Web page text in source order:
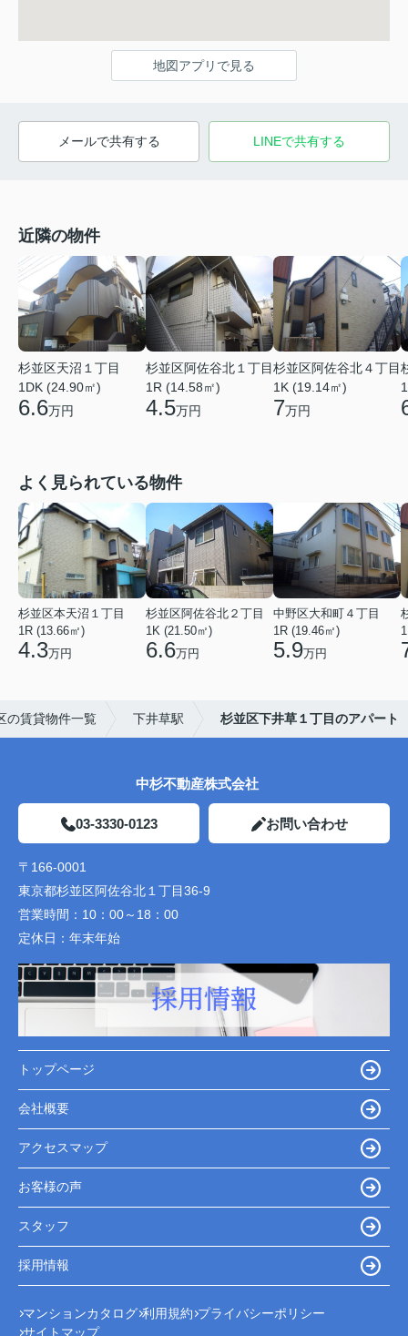
地図アプリで見る
メールで共有する LINEで共有する
近隣の物件
杉並区天沼１丁目
1DK (24.90㎡)
6.6万円
杉並区阿佐谷北１丁目
1R (14.58㎡)
4.5万円
杉並区阿佐谷北４丁目
1K (19.14㎡)
7万円
よく見られている物件
杉並区本天沼１丁目
1R (13.66㎡)
4.3万円
杉並区阿佐谷北２丁目
1K (21.50㎡)
6.6万円
中野区大和町４丁目
1R (19.46㎡)
5.9万円
の賃貸物件一覧 下井草駅 杉並区下井草１丁目のアパート
中杉不動産株式会社
03-3330-0123 お問い合わせ
〒166-0001
東京都杉並区阿佐谷北１丁目36-9
営業時間： 10：00～18：00
定休日： 年末年始
トップページ
会社概要
アクセスマップ
お客様の声
スタッフ
採用情報
マンションカタログ 利用規約 プライバシーポリシー
サイトマップ